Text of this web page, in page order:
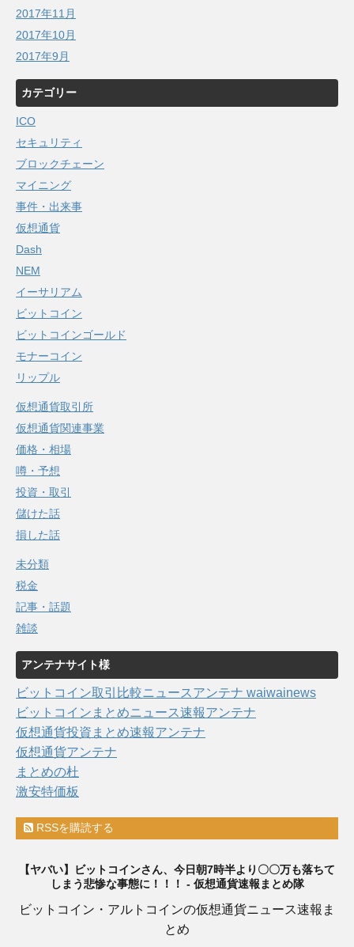
2017年11月
2017年10月
2017年9月
カテゴリー
ICO
セキュリティ
ブロックチェーン
マイニング
事件・出来事
仮想通貨
Dash
NEM
イーサリアム
ビットコイン
ビットコインゴールド
モナーコイン
リップル
仮想通貨取引所
仮想通貨関連事業
価格・相場
噂・予想
投資・取引
儲けた話
損した話
未分類
税金
記事・話題
雑談
アンテナサイト様
ビットコイン取引比較ニュースアンテナ waiwainews
ビットコインまとめニュース速報アンテナ
仮想通貨投資まとめ速報アンテナ
仮想通貨アンテナ
まとめの杜
激安特価板
RSSを購読する
【ヤバい】ビットコインさん、今日朝7時半より〇〇万も落ちて
しまう悲惨な事態に！！！ - 仮想通貨速報まとめ隊
ビットコイン・アルトコインの仮想通貨ニュース速報ま
とめ